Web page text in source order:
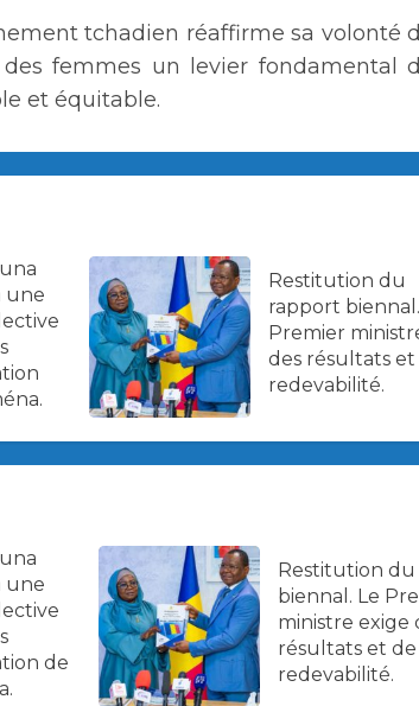
tchadien réaffirme sa volonté
femmes un levier fondamental
et équitable.
une
Restitution du
rapport
Premier
des résultats et
redevabilité.
une
de
Restitution
biennal. Le
ministre exige
résultats et de
redevabilité.